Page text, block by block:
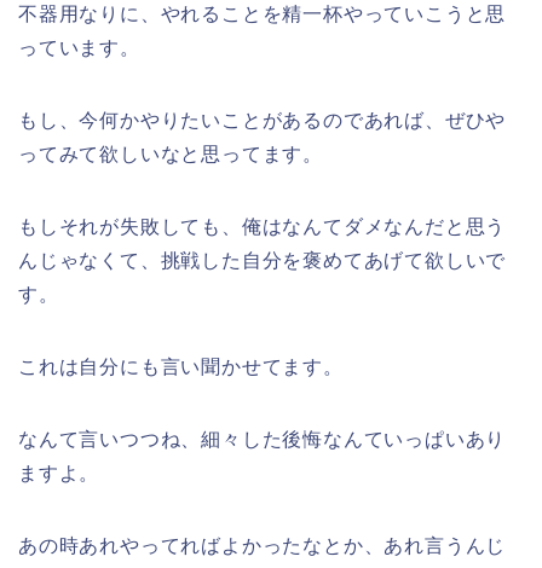
不器用なりに、やれることを精一杯やっていこうと思
っています。
もし、今何かやりたいことがあるのであれば、ぜひや
ってみて欲しいなと思ってます。
もしそれが失敗しても、俺はなんてダメなんだと思う
んじゃなくて、挑戦した自分を褒めてあげて欲しいで
す。
これは自分にも言い聞かせてます。
なんて言いつつね、細々した後悔なんていっぱいあり
ますよ。
あの時あれやってればよかったなとか、あれ言うんじ